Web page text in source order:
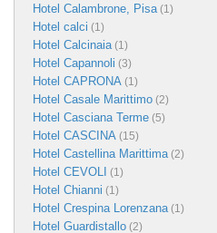
Hotel Calambrone, Pisa(1)
Hotel calci (1)
Hotel Calcinaia(1)
Hotel Capannoli (3)
Hotel CAPRONA (1)
Hotel Casale Marittimo (2)
Hotel Casciana Terme (5)
Hotel CASCINA (15)
Hotel Castellina Marittima(2)
Hotel CEVOLI (1)
Hotel Chianni (1)
Hotel Crespina Lorenzana(1)
Hotel Guardistallo (2)